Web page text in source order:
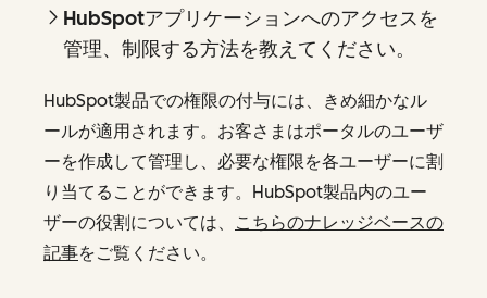
HubSpotアプリケーションへのアクセスを
管理、制限する方法を教えてください。
HubSpot製品での権限の付与には、きめ細かなル
ールが適用されます。お客さまはポータルのユーザ
ーを作成して管理し、必要な権限を各ユーザーに割
り当てることができます。HubSpot製品内のユー
ザーの役割については、
こちらのナレッジベースの
記事をご覧ください。